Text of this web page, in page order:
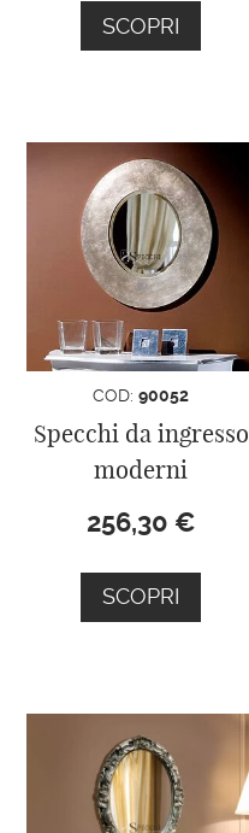
SCOPRI
COD:90052
Specchi da ingresso
moderni
256,30 €
SCOPRI